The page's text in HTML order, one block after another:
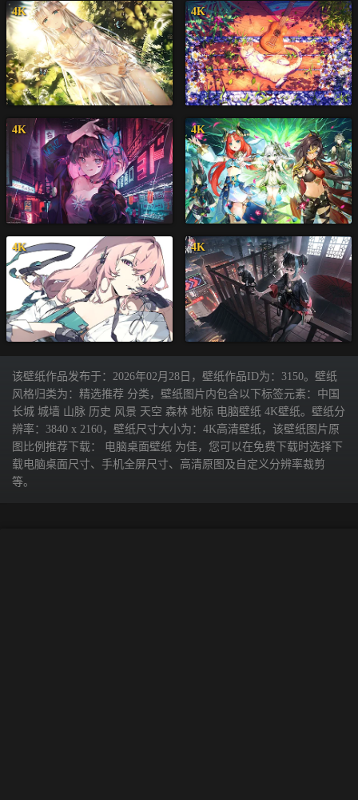
4K 4K
4K 4K
4K 4K
该壁纸作品发布于：2026年02月28日，壁纸作品ID为：3150。壁纸
风格归类为：精选推荐 分类，壁纸图片内包含以下标签元素：中国
长城 城墙 山脉 历史 风景 天空 森林 地标 电脑壁纸 4K壁纸。壁纸分
辨率：3840 x 2160，壁纸尺寸大小为：4K高清壁纸，该壁纸图片原
图比例推荐下载： 电脑桌面壁纸 为佳，您可以在免费下载时选择下
载电脑桌面尺寸、手机全屏尺寸、高清原图及自定义分辨率裁剪
等。